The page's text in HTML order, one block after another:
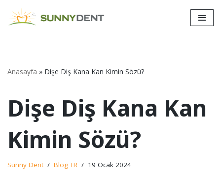
İçeriğe
Anasayfa » Dişe Diş Kana Kan Kimin Sözü?
Dişe Diş Kana Kan
Kimin Sözü?
Sunny Dent Blog TR 19 Ocak 2024